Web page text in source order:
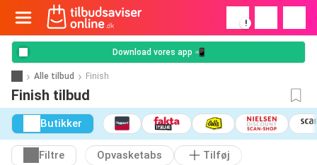
!
Download vores app 📲
Alle tilbud Finish
Finish tilbud
Butikker
Filtre Opvasketabs
Tilføj